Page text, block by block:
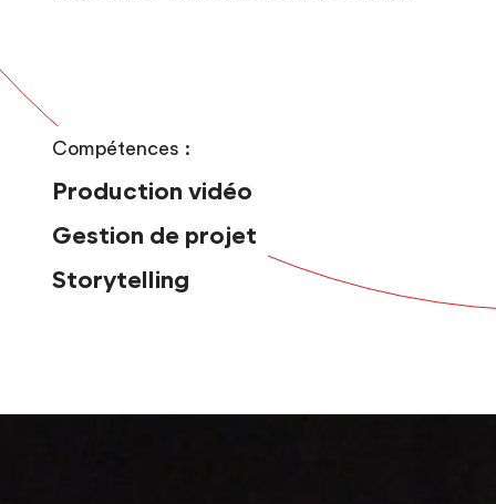
Compétences :
Production vidéo
Gestion de projet
Storytelling